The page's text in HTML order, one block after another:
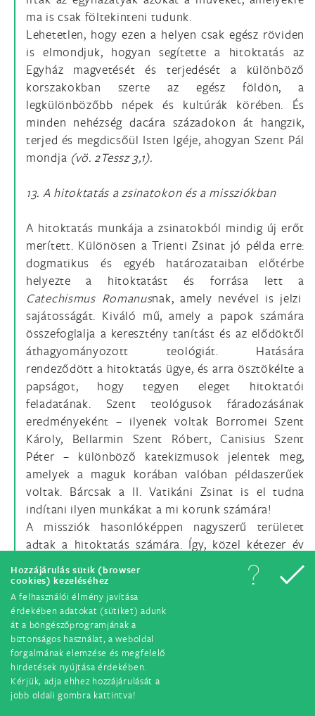
Hozzájárulás sütik (browser
cookies) kezeléséhez
A felhasználói élmény javítása
érdekében adatokat (sütiket) adunk
át a böngészőprogramjának a
biztonságos használat, a weboldal
forgalmának elemzése és megfelelő
hirdetések nyújtása érdekében.
Kérjük, adja ehhez hozzájárulását a
jobb oldali gombra kattintva!
ma is csak föltekinteni tudunk.
Lehetetlen, hogy ezen a helyen csak egész röviden
is elmondjuk, hogyan segítette a hitoktatás az
Egyház magvetését és terjedését a különböző
korszakokban szerte az egész földön, a
legkülönbözőbb népek és kultúrák körében. És
minden nehézség dacára századokon át hangzik,
terjed és megdicsőül Isten Igéje, ahogyan Szent Pál
mondja (vö. 2Tessz 3,1).
13. A hitoktatás a zsinatokon és a missziókban
A hitoktatás munkája a zsinatokból mindig új erőt
merített. Különösen a Trienti Zsinat jó példa erre:
dogmatikus és egyéb határozataiban előtérbe
helyezte a hitoktatást és forrása lett a
Catechismus Romanusnak, amely nevével is jelzi
sajátosságát. Kiváló mű, amely a papok számára
összefoglalja a keresztény tanítást és az elődöktől
áthagyományozott teológiát. Hatására
rendeződött a hitoktatás ügye, és arra ösztökélte a
papságot, hogy tegyen eleget hitoktatói
feladatának. Szent teológusok fáradozásának
eredményeként – ilyenek voltak Borromei Szent
Károly, Bellarmin Szent Róbert, Canisius Szent
Péter – különböző katekizmusok jelentek meg,
amelyek a maguk korában valóban példaszerűek
voltak. Bárcsak a II. Vatikáni Zsinat is el tudna
indítani ilyen munkákat a mi korunk számára!
A missziók hasonlóképpen nagyszerű területet
adtak a hitoktatás számára. Így, közel kétezer év
elteltével Isten népe változatlanul tanulja és tanítja
a hitet a hívők és az Egyház sokféle igényének
megfelelően.
Az azonban nyilvánvaló, hogy a hitoktatás az
Egyház egész életével szoros összefüggésben van.
Mert a hitoktatástól nemcsak az Egyház terjedése
és számbeli növekedése függ, hanem a belső
gyarapodása és az is, hogy mennyire alkalmazkodik
Isten terveihez. A sok-sok tapasztalatból, amit ezen